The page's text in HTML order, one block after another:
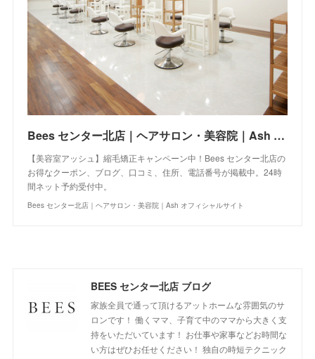
Bees センター北店｜ヘアサロン・美容院｜Ash オフィシャルサイト
【美容室アッシュ】縮毛矯正キャンペーン中！Bees センター北店の
お得なクーポン、ブログ、口コミ、住所、電話番号が掲載中。24時
間ネット予約受付中。
Bees センター北店｜ヘアサロン・美容院｜Ash オフィシャルサイト
BEES センター北店 ブログ
家族全員で通って頂けるアットホームな雰囲気のサ
ロンです！ 働くママ、子育て中のママから大きく支
持をいただいています！ お仕事や家事などお時間な
い方はぜひお任せください！ 独自の時短テクニック